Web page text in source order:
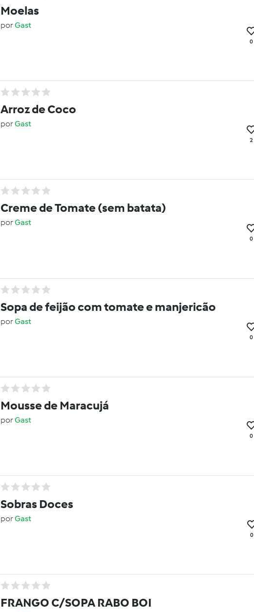
Moelas
porGast
0
Arroz de Coco
porGast
2
Creme de Tomate (sem batata)
porGast
0
Sopa de feijão com tomate e manjericão
porGast
0
Mousse de Maracujá
porGast
0
Sobras Doces
porGast
0
FRANGO C/SOPA RABO BOI